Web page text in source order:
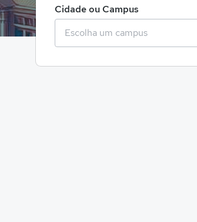
Cidade ou Campus